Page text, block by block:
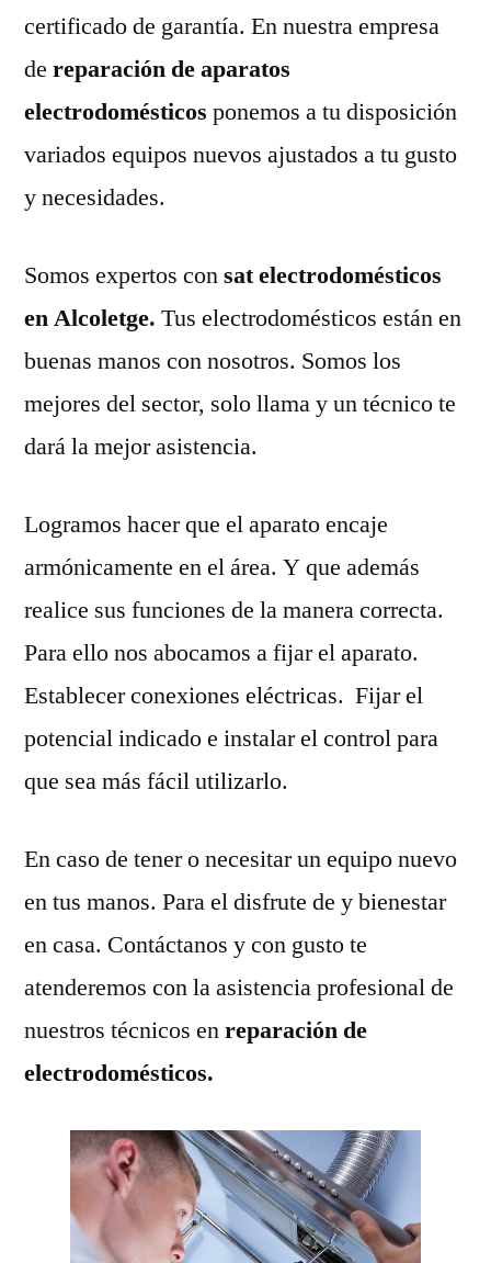
certificado de garantía. En nuestra empresa
de reparación de aparatos
electrodomésticos ponemos a tu disposición
variados equipos nuevos ajustados a tu gusto
y necesidades.
Somos expertos consat electrodomésticos
en Alcoletge. Tus electrodomésticos están en
buenas manos con nosotros. Somos los
mejores del sector, solo llama y un técnico te
dará la mejor asistencia.
Logramos hacer que el aparato encaje
armónicamente en el área. Y que además
realice sus funciones de la manera correcta.
Para ello nos abocamos a fijar el aparato.
Establecer conexiones eléctricas. Fijar el
potencial indicado e instalar el control para
que sea más fácil utilizarlo.
En caso de tener o necesitar un equipo nuevo
en tus manos. Para el disfrute de y bienestar
en casa. Contáctanos y con gusto te
atenderemos con la asistencia profesional de
nuestros técnicos enreparación de
electrodomésticos.